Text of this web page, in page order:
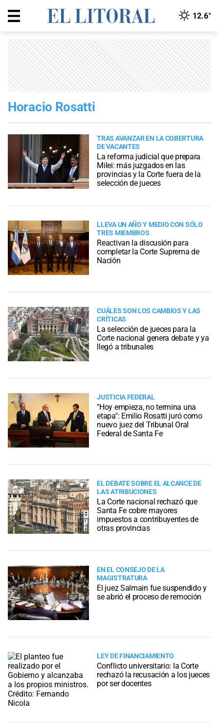
12.6°
Horacio Rosatti
TRAS AVANZAR EN LA COBERTURA
DE VACANTES
La reforma judicial que prepara
Milei: más juzgados en las
provincias y la Corte fuera de la
selección de jueces
LLEVA UN AÑO Y MEDIO CON SÓLO
TRES MIEMBROS
Reactivan la discusión para
completar la Corte Suprema de
Nación
CUÁLES SON LOS CAMBIOS Y LAS
CRÍTICAS
La selección de jueces para la
Corte nacional genera debate y ya
llegó a tribunales
JUSTICIA FEDERAL
"Hoy empieza, no termina una
etapa": Emilio Rosatti juró como
nuevo juez del Tribunal Oral
Federal de Santa Fe
EL DEBATE SOBRE EL ALCANCE DE
LAS ATRIBUCIONES
La Corte nacional rechazó que
Santa Fe cobre mayores
impuestos a contribuyentes de
otras provincias
EN EL CONSEJO DE LA
MAGISTRATURA
El juez Salmain fue suspendido y
se abrió el proceso de remoción
LEY DE FINANCIAMIENTO
Conflicto universitario: la Corte
rechazó la recusación a los jueces
por ser docentes